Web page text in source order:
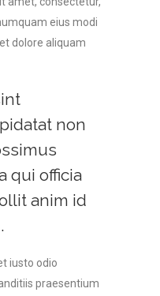
eius modi
dolore aliquam
non
qui officia
anim id
iusto odio
praesentium